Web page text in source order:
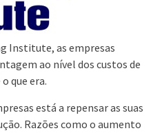
Institute, as empresas
ao nível dos custos de
que era.
está a repensar as suas
Razões como o aumento